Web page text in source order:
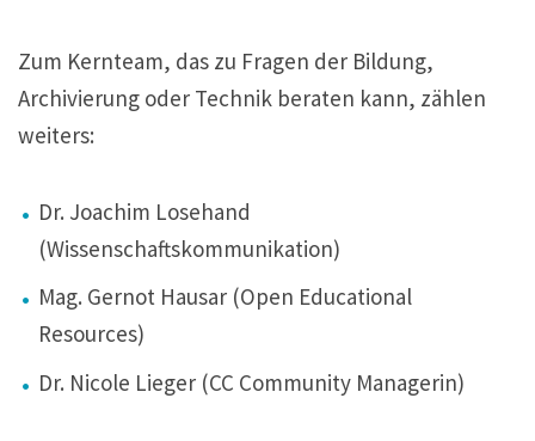
Zum Kernteam, das zu Fragen der Bildung,
Archivierung oder Technik beraten kann, zählen
weiters:
Dr. Joachim Losehand
(Wissenschaftskommunikation)
Mag. Gernot Hausar (Open Educational
Resources)
Dr. Nicole Lieger (CC Community Managerin)